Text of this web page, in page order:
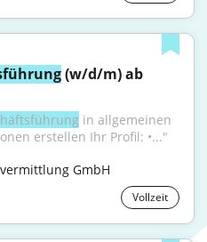
(w/d/m) ab
in allgemeinen
erstellen Ihr Profil: •..."
GmbH
Vollzeit